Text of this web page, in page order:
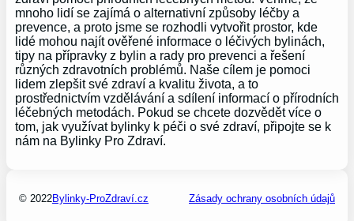
mnoho lidí se zajímá o alternativní způsoby léčby a
prevence, a proto jsme se rozhodli vytvořit prostor, kde
lidé mohou najít ověřené informace o léčivých bylinách,
tipy na přípravky z bylin a rady pro prevenci a řešení
různých zdravotních problémů. Naše cílem je pomoci
lidem zlepšit své zdraví a kvalitu života, a to
prostřednictvím vzdělávání a sdílení informací o přírodních
léčebných metodách. Pokud se chcete dozvědět více o
tom, jak využívat bylinky k péči o své zdraví, připojte se k
nám na Bylinky Pro Zdraví.
© 2022Bylinky-ProZdraví.cz Zásady ochrany osobních údajů